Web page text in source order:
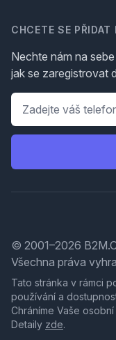
CHCETE SE
Nechte nám na
jak se zaregistrovat
Telefon
© 2001–2026
Všechna práva
Tato stránka v rámci
používání a
Chráníme Vaše
Detaily zde.